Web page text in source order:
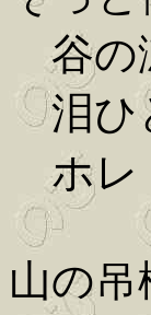
谷の
泪ひ
ホレ
山の